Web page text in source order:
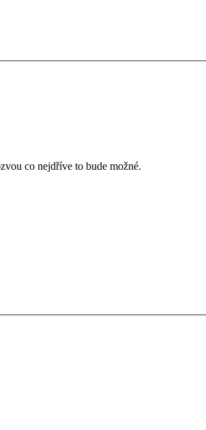
co nejdříve to bude možné.